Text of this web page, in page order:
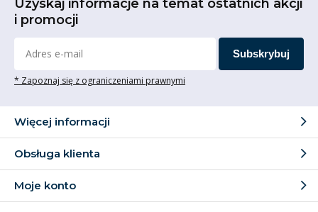
Uzyskaj informacje na temat ostatnich akcji
i promocji
Subskrybuj
* Zapoznaj się z ograniczeniami prawnymi
Więcej informacji
Obsługa klienta
Moje konto